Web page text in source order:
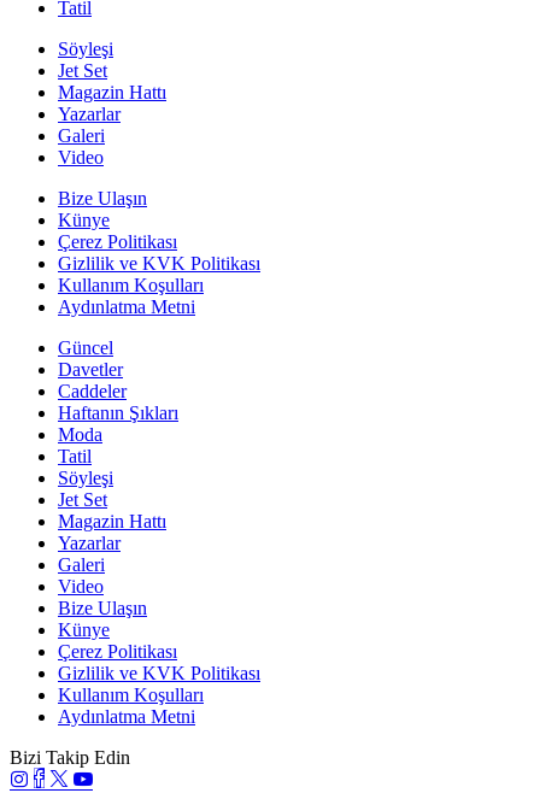
Tatil
Söyleşi
Jet Set
Magazin Hattı
Yazarlar
Galeri
Video
Bize Ulaşın
Künye
Çerez Politikası
Gizlilik ve KVK Politikası
Kullanım Koşulları
Aydınlatma Metni
Güncel
Davetler
Caddeler
Haftanın Şıkları
Moda
Tatil
Söyleşi
Jet Set
Magazin Hattı
Yazarlar
Galeri
Video
Bize Ulaşın
Künye
Çerez Politikası
Gizlilik ve KVK Politikası
Kullanım Koşulları
Aydınlatma Metni
Bizi Takip Edin